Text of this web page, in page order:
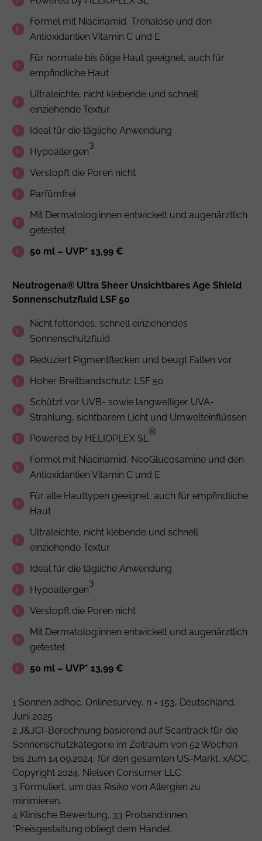
Formel mit Niacinamid,Trehalose und den
Antioxidantien Vitamin C und E
Für normale bis ölige Haut geeignet, auch für
empfindliche Haut
Ultraleichte, nicht klebende und schnell
einziehende Textur
Ideal für die tägliche Anwendung
Hypoallergen
3
Verstopft die Poren nicht
Parfümfrei
Mit Dermatolog:innen entwickelt und augenärztlich
getestet
50 ml – UVP* 13,99 €
Neutrogena® Ultra Sheer Unsichtbares Age Shield
Sonnenschutzfluid LSF 50
Nicht fettendes, schnell einziehendes
Sonnenschutzfluid
Reduziert Pigmentflecken und beugt Falten vor
Hoher Breitbandschutz: LSF 50
Schützt vor UVB- sowie langwelliger UVA-
Strahlung, sichtbarem Licht und Umwelteinflüssen
Powered by HELIOPLEX SL
®
Formel mit Niacinamid, NeoGlucosamine und den
Antioxidantien Vitamin C und E
Für alle Hauttypen geeignet, auch für empfindliche
Haut
Ultraleichte, nicht klebende und schnell
einziehende Textur
Ideal für die tägliche Anwendung
Hypoallergen
3
Verstopft die Poren nicht
Mit Dermatolog:innen entwickelt und augenärztlich
getestet
50 ml – UVP* 13,99 €
1 Sonnen adhoc. Onlinesurvey, n = 153, Deutschland,
Juni 2025
2 J&JCI-Berechnung basierend auf Scantrack für die
Sonnenschutzkategorie im Zeitraum von 52 Wochen
bis zum 14.09.2024, für den gesamten US-Markt, xAOC.
Copyright 2024, Nielsen Consumer LLC.
3 Formuliert, um das Risiko von Allergien zu
minimieren.
4 Klinische Bewertung, 33 Proband:innen.
*Preisgestaltung obliegt dem Handel.